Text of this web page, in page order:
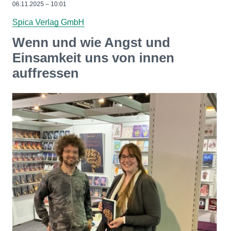
06.11.2025 – 10:01
Spica Verlag GmbH
Wenn und wie Angst und
Einsamkeit uns von innen
auffressen